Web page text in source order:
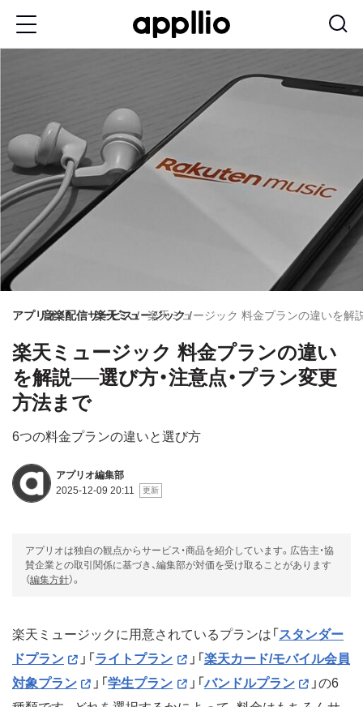
テ
ン
ツ
移
動
アプリオ音楽配信サービス楽天ミュージック楽天ミュージック 料金プランの違いを解
楽天ミュージック 料金プランの違い
を解説──選び方・注意点・プラン変更
方法まで
6つの料金プランの違いと選び方
アプリオ編集部
2025-12-09 20:11
アプリオは独自の観点からサービス・商品を紹介しています。広告主・協
賛企業との取引関係に基づき、編集部が対価を受け取ることがあります
（編集方針）。
楽天ミュージックに用意されているプランは「 スタンダー
ドプラン
」「 ライトプラン 」「 楽天カード/モバイル会員
対象プラン
」「学生プラン 」「バンドルプラン
」の6